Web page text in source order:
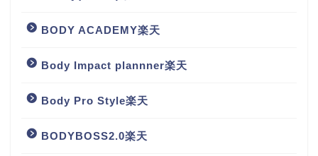
BODY ACADEMY楽天
Body Impact plannner楽天
Body Pro Style楽天
BODYBOSS2.0楽天